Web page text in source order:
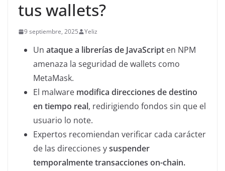
tus wallets?
9 septiembre, 2025 Yeliz
Un ataque a librerías de JavaScript en NPM
amenaza la seguridad de wallets como
MetaMask.
El malware modifica direcciones de destino
en tiempo real, redirigiendo fondos sin que el
usuario lo note.
Expertos recomiendan verificar cada carácter
de las direcciones ysuspender
temporalmente transacciones on-chain.